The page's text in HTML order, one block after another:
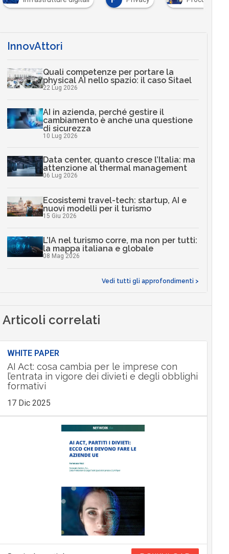
InnovAttori
Quali competenze per portare la
physical AI nello spazio: il caso Sitael
22 Lug 2026
AI in azienda, perché gestire il
cambiamento è anche una questione
di sicurezza
10 Lug 2026
Data center, quanto cresce l’Italia: ma
attenzione al thermal management
06 Lug 2026
Ecosistemi travel-tech: startup, AI e
nuovi modelli per il turismo
15 Giu 2026
L’IA nel turismo corre, ma non per tutti:
la mappa italiana e globale
08 Mag 2026
Vedi tutti gli approfondimenti >
Articoli correlati
WHITE PAPER
AI Act: cosa cambia per le imprese con
l’entrata in vigore dei divieti e degli obblighi
formativi
17 Dic 2025